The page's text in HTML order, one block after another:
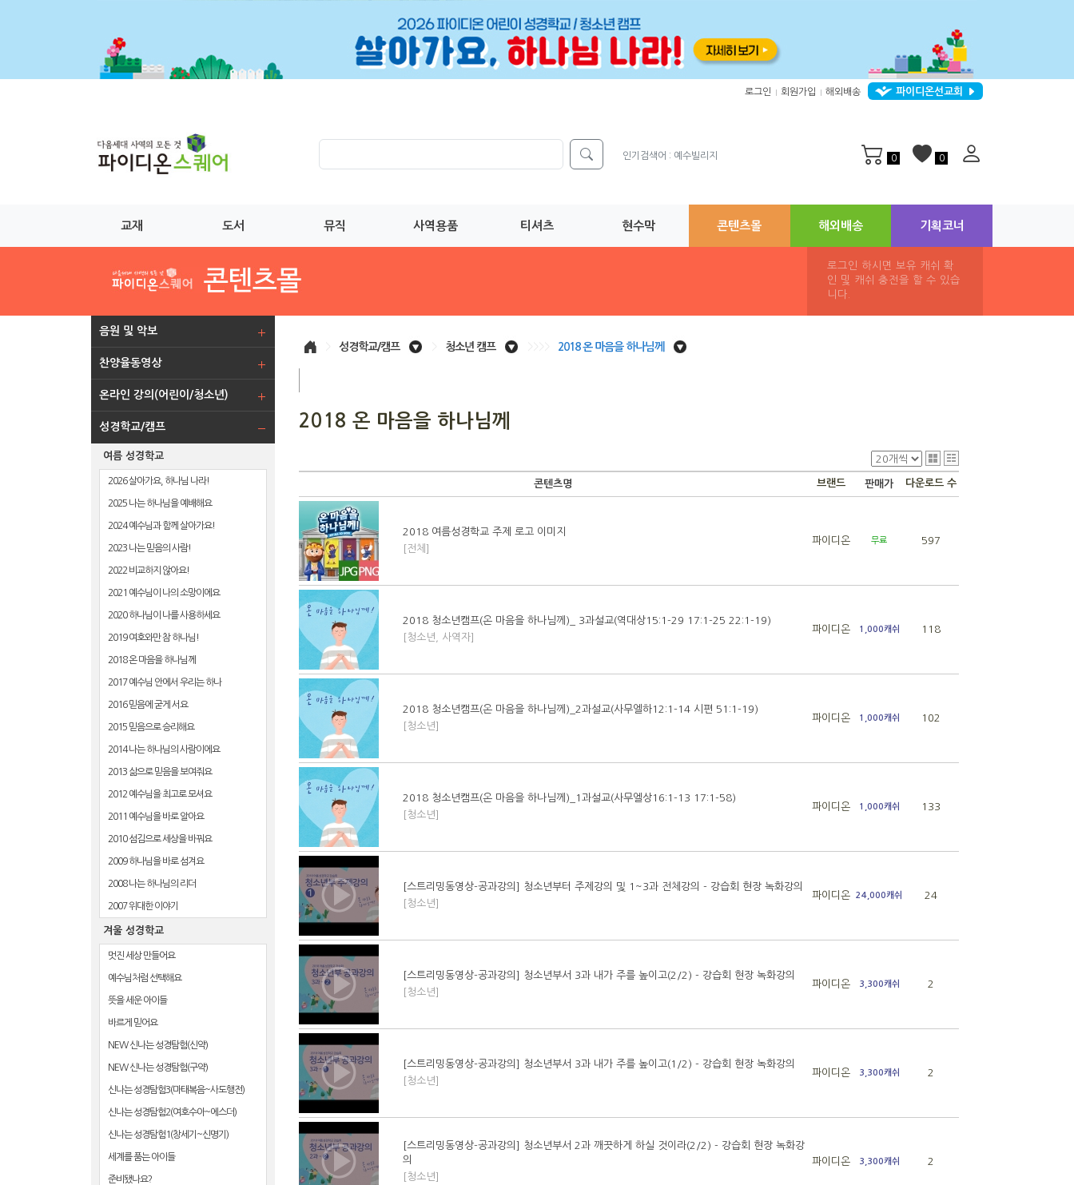
로그인 회원가입 해외배송 파이디온선교회
인기검색어 : 예수빌리지 0 0
교재 도서 뮤직 사역용품 티셔츠 현수막 콘텐츠몰 해외배송 기획코너
로그인 하시면 보유 캐쉬 확
인 및 캐쉬 충전을 할 수 있습
니다.
음원 및 악보
찬양율동영상
온라인 강의(어린이/청소년)
성경학교/캠프
여름 성경학교
2026 살아가요, 하나님 나라!
2025 나는 하나님을 예배해요
2024 예수님과 함께 살아가요!
2023 나는 믿음의 사람!
2022 비교하지 않아요!
2021 예수님이 나의 소망이에요
2020 하나님이 나를 사용하세요
2019 여호와만 참 하나님!
2018 온 마음을 하나님께
2017 예수님 안에서 우리는 하나
2016 믿음에 굳게 서요
2015 믿음으로 승리해요
2014 나는 하나님의 사람이에요
2013 삶으로 믿음을 보여줘요
2012 예수님을 최고로 모셔요
2011 예수님을 바로 알아요
2010 섬김으로 세상을 바꿔요
2009 하나님을 바로 섬겨요
2008 나는 하나님의 리더
2007 위대한 이야기
겨울 성경학교
멋진 세상 만들어요
예수님처럼 선택해요
뜻을 세운 아이들
바르게 믿어요
NEW 신나는 성경탐험(신약)
NEW 신나는 성경탐험(구약)
신나는 성경탐험3(마태복음~사도행전)
신나는 성경탐험2(여호수아~에스더)
신나는 성경탐험1(창세기~신명기)
세계를 품는 아이들
준비됐나요?
성경학교/캠프 청소년 캠프 2018 온 마음을 하나님께
2018 온 마음을 하나님께
콘텐츠명 브랜드 판매가 다운로드 수
2018 여름성경학교 주제 로고 이미지
[전체]
파이디온 무료 597
2018 청소년캠프(온 마음을 하나님께)_ 3과설교(역대상15:1-29 17:1-25 22:1-19)
[청소년, 사역자]
파이디온 1,000캐쉬 118
2018 청소년캠프(온 마음을 하나님께)_2과설교(사무엘하12:1-14 시편 51:1-19)
[청소년]
파이디온 1,000캐쉬 102
2018 청소년캠프(온 마음을 하나님께)_1과설교(사무엘상16:1-13 17:1-58)
[청소년]
파이디온 1,000캐쉬 133
[스트리밍동영상-공과강의] 청소년부터 주제강의 및 1~3과 전체강의 - 강습회 현장 녹화강의
[청소년]
파이디온 24,000캐쉬 24
[스트리밍동영상-공과강의] 청소년부서 3과 내가 주를 높이고(2/2) - 강습회 현장 녹화강의
[청소년]
파이디온 3,300캐쉬 2
[스트리밍동영상-공과강의] 청소년부서 3과 내가 주를 높이고(1/2) - 강습회 현장 녹화강의
[청소년]
파이디온 3,300캐쉬 2
[스트리밍동영상-공과강의] 청소년부서 2과 깨끗하게 하실 것이라(2/2) - 강습회 현장 녹화강
의
[청소년]
파이디온 3,300캐쉬 2